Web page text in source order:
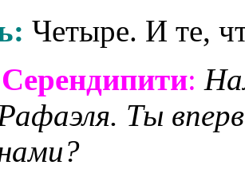
Четыре. И те,
:
Ты